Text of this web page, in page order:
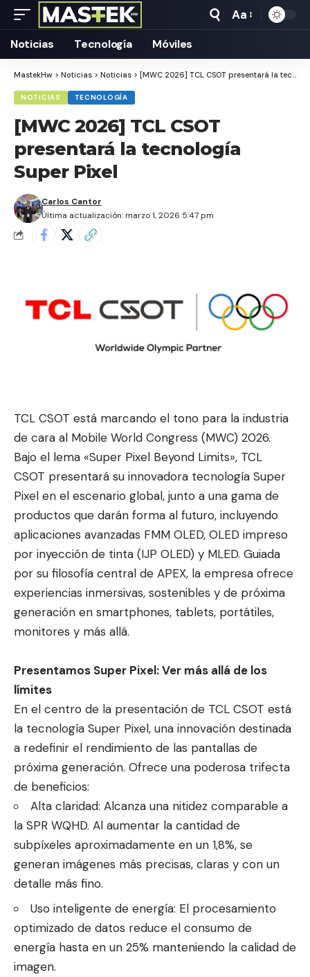
Tamaño
Aa
Noticias Tecnología Móviles
MastekHw > Noticias > Noticias > [MWC 2026] TCL CSOT presentará la tecnología Super Pixel
NOTICIAS TECNOLOGÍA
[MWC 2026] TCL CSOT
presentará la tecnología
Super Pixel
Última actualización: marzo 1, 2026 5:47 pm
Carlos Cantor
TCL CSOT está marcando el tono para la industria
de cara al Mobile World Congress (MWC) 2026.
Bajo el lema «Super Pixel Beyond Limits», TCL
CSOT presentará su innovadora tecnología Super
Pixel en el escenario global, junto a una gama de
productos que darán forma al futuro, incluyendo
aplicaciones avanzadas FMM OLED, OLED impreso
por inyección de tinta (IJP OLED) y MLED. Guiada
por su filosofía central de APEX, la empresa ofrece
experiencias inmersivas, sostenibles y de próxima
generación en smartphones, tablets, portátiles,
monitores y más allá.
Presentamos Super Pixel: Ver más allá de los
límites
En el centro de la presentación de TCL CSOT está
la tecnología Super Pixel, una innovación destinada
a redefinir el rendimiento de las pantallas de
próxima generación. Ofrece una poderosa trifecta
de beneficios:
Alta claridad: Alcanza una nitidez comparable a
la SPR WQHD. Al aumentar la cantidad de
subpíxeles aproximadamente en un 1,8%, se
generan imágenes más precisas, claras y con un
detalle más fino.
Uso inteligente de energía: El procesamiento
optimizado de datos reduce el consumo de
energía hasta en un 25% manteniendo la calidad de
imagen.